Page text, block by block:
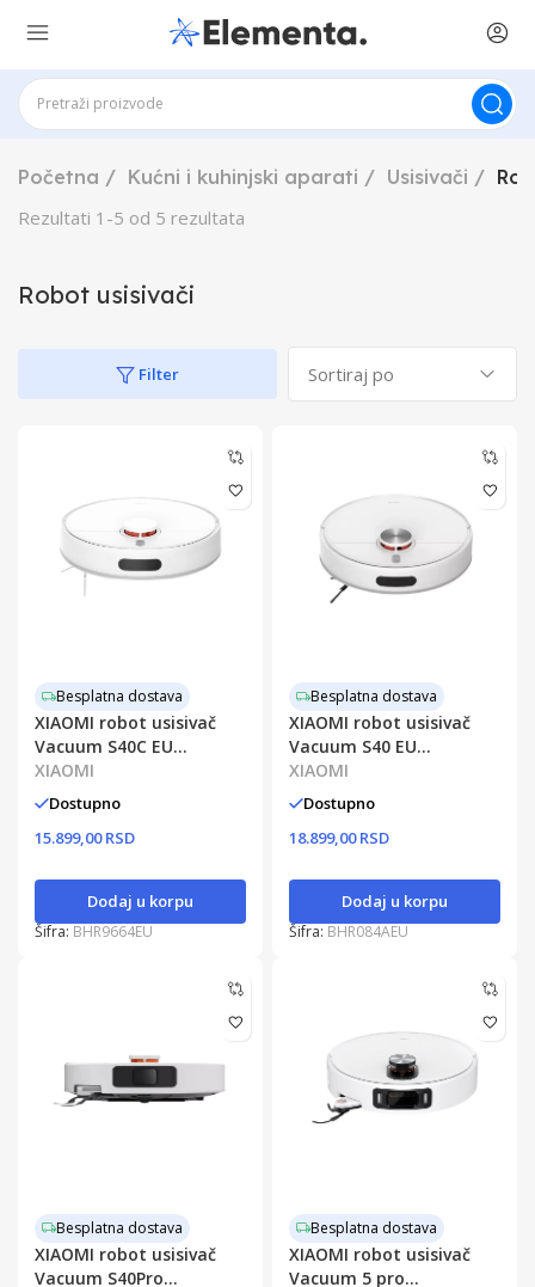
Početna Kućni i kuhinjski aparati Usisivači
Rezultati 1 -5 od 5 rezultata
Robot usisivači
Filter
Besplatna dostava
XIAOMI robot usisivač
Vacuum S40C EU
BHR9664EU
XIAOMI
Dostupno
15.899,00 RSD
Dodaj u korpu
Šifra: BHR9664EU
Besplatna dostava
XIAOMI robot usisivač
Vacuum S40 EU
BHR084AEU
XIAOMI
Dostupno
18.899,00 RSD
Dodaj u korpu
Šifra: BHR084AEU
Besplatna dostava
XIAOMI robot usisivač
Vacuum S40Pro
Besplatna dostava
XIAOMI robot usisivač
Vacuum 5 pro